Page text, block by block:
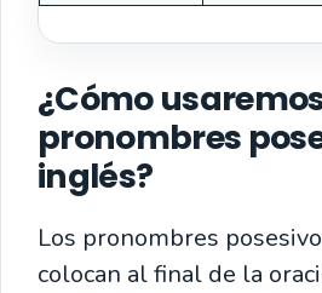
¿Cómo
pronombres
inglés?
Los pronombres
colocan al final de la